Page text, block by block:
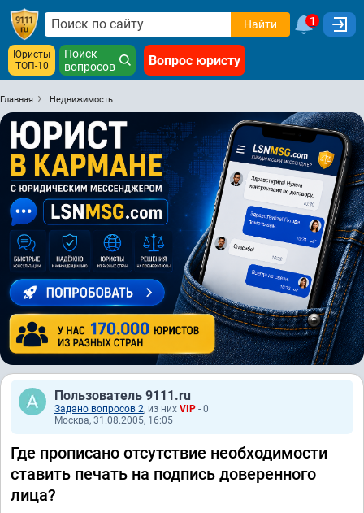
Найти 1
Юристы
ТОП-10
Поиск
вопросов
Вопрос юристу
Главная Недвижимость
Пользователь 9111.ru
Задано вопросов 2, из них VIP - 0
Москва, 31.08.2005, 16:05
Где прописано отсутствие необходимости
ставить печать на подпись доверенного
лица?